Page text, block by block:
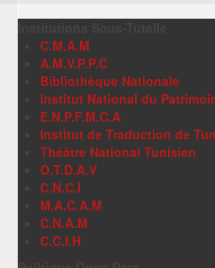
C.M.A.M
A.M.V.P.P.C
Bibliothèque Nationale
Institut National du
E.N.P.F.M.C.A
Institut de Traduction de
Théâtre National Tunisien
O.T.D.A.V
C.N.C.I
M.A.C.A.M
C.N.A.M
C.C.I.H